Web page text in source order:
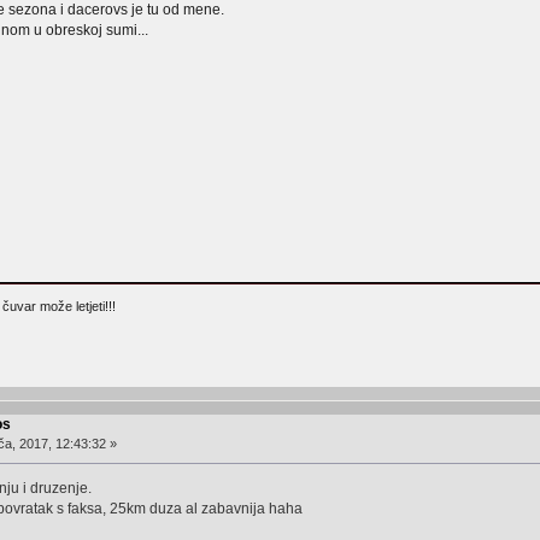
sezona i dacerovs je tu od mene.
u obreskoj sumi...
može letjeti!!!
2017, 12:43:32 »
i druzenje.
s faksa, 25km duza al zabavnija haha